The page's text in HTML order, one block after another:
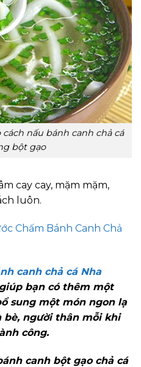
nấu bánh canh chả cá
bột gạo
cay cay, mặm mặm,
luôn.
Chấm Bánh Canh Chả
canh chả cá Nha
bạn có thêm một
sung một món ngon lạ
bè, người thân mỗi khi
công.
canh bột gạo chả cá